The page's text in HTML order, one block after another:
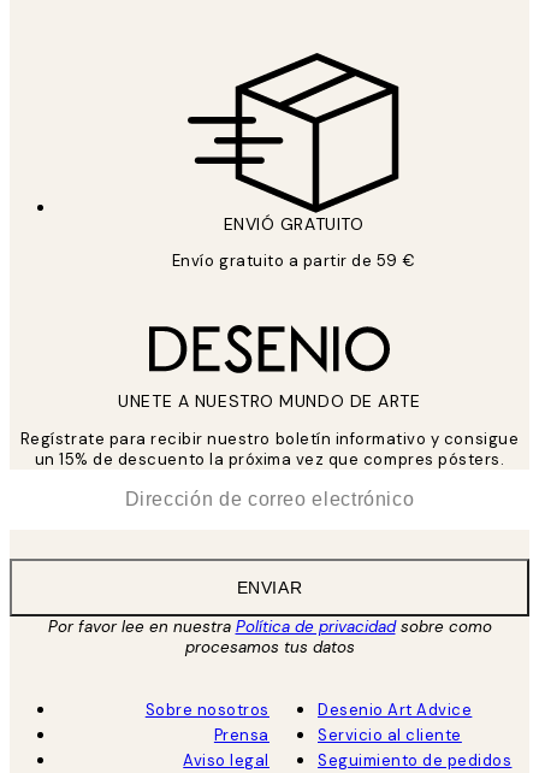
ENVIÓ GRATUITO
Envío gratuito a partir de 59 €
UNETE A NUESTRO MUNDO DE ARTE
Regístrate para recibir nuestro boletín informativo y consigue
un 15% de descuento la próxima vez que compres pósters.
ENVIAR
Por favor lee en nuestra Política de privacidadsobre como
procesamos tus datos
Sobre nosotros
Prensa
Aviso legal
Desenio Art Advice
Servicio al cliente
Seguimiento de pedidos